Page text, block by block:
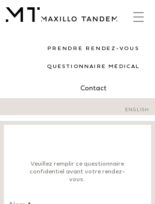
PRENDRE RENDEZ-VOUS
QUESTIONNAIRE MÉDICAL
Contact
ENGLISH
Veuillez remplir ce questionnaire
confidentiel avant votre rendez-
vous.